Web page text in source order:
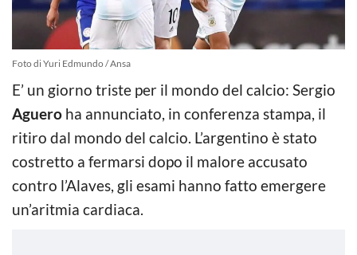
Foto di Yuri Edmundo / Ansa
E’ un giorno triste per il mondo del calcio: Sergio
Aguero ha annunciato, in conferenza stampa, il
ritiro dal mondo del calcio. L’argentino è stato
costretto a fermarsi dopo il malore accusato
contro l’Alaves, gli esami hanno fatto emergere
un’aritmia cardiaca.